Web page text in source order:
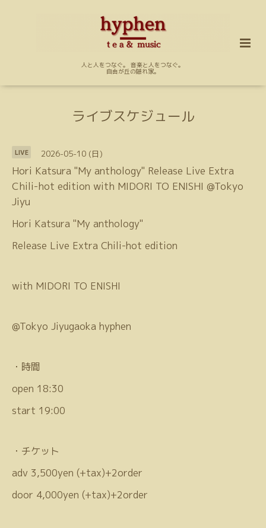
人と人をつなぐ。 音楽と人をつなぐ。
自由が丘の隠れ家。
ライブスケジュール
LIVE 2026-05-10 (日)
Hori Katsura "My anthology" Release Live Extra
Chili-hot edition with MIDORI TO ENISHI @Tokyo
Jiyu
Hori Katsura "My anthology"
Release Live Extra Chili-hot edition
with MIDORI TO ENISHI
@Tokyo Jiyugaoka hyphen
・時間
open 18:30
start 19:00
・チケット
adv 3,500yen (+tax)+2order
door 4,000yen (+tax)+2order